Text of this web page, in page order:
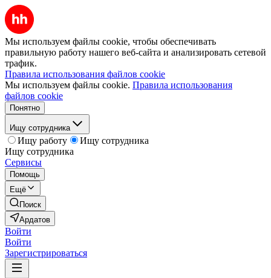
Мы используем файлы cookie, чтобы обеспечивать
правильную работу нашего веб-сайта и анализировать сетевой
трафик.
Правила использования файлов cookie
Мы используем файлы cookie. Правила использования
файлов cookie
Понятно
Ищу сотрудника
Ищу работу
Ищу сотрудника
Ищу сотрудника
Сервисы
Помощь
Ещё
Поиск
Ардатов
Войти
Войти
Зарегистрироваться